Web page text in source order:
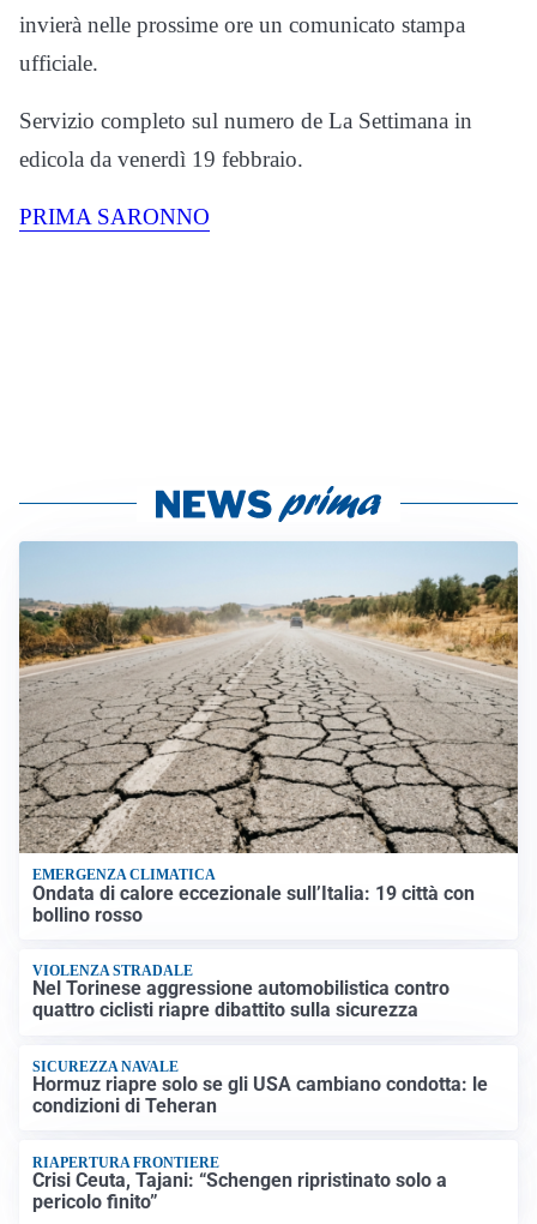
invierà nelle prossime ore un comunicato stampa
ufficiale.
Servizio completo sul numero de La Settimana in
edicola da venerdì 19 febbraio.
PRIMA SARONNO
EMERGENZA CLIMATICA
Ondata di calore eccezionale sull’Italia: 19 città con
bollino rosso
VIOLENZA STRADALE
Nel Torinese aggressione automobilistica contro
quattro ciclisti riapre dibattito sulla sicurezza
SICUREZZA NAVALE
Hormuz riapre solo se gli USA cambiano condotta: le
condizioni di Teheran
RIAPERTURA FRONTIERE
Crisi Ceuta, Tajani: “Schengen ripristinato solo a
pericolo finito”